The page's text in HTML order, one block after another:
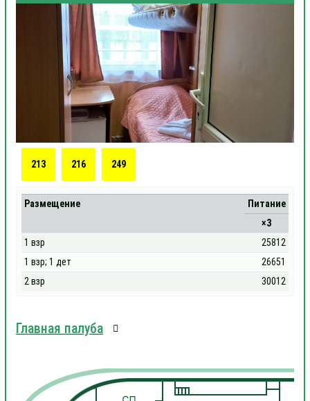
213 216 249
Размещение
Питание
×3
1 взр
25812
1 взр; 1 дет
26651
2 взр
30012
Главная палуба